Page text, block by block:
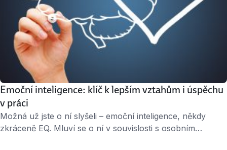
Emoční inteligence: klíč k lepším vztahům i úspěchu
v práci
Možná už jste o ní slyšeli – emoční inteligence, někdy
zkráceně EQ. Mluví se o ní v souvislosti s osobním